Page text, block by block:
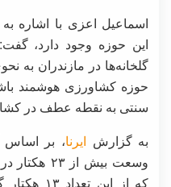
اسماعیل اعزی با اشاره به
این حوزه وجود دارد،
گلخانه‌ها در مازندران به
حوزه کشاورزی هوشمند
سنتی به نقطه عطف در
به گزارش ایرنا
وسعت بیش